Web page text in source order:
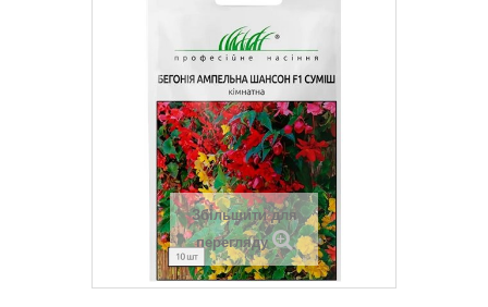
Збільшити для
перегляду